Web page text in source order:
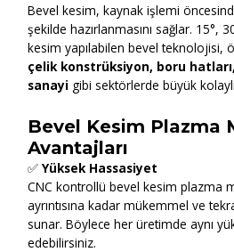
Bevel kesim, kaynak işlemi
şekilde hazırlanmasını sağlar. 15°,
kesim yapılabilen bevel teknolojisi,
çelik konstrüksiyon, boru
sanayi gibi sektörlerde büyük
Bevel Kesim Plazma
Avantajları
✅Yüksek Hassasiyet
CNC kontrollü bevel kesim plazma
ayrıntısına kadar mükemmel ve
sunar. Böylece her üretimde aynı
edebilirsiniz.